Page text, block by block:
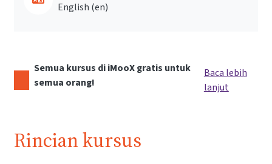
English ‎(en)‎
Semua kursus di iMooX gratis untuk
semua orang!
Baca lebih
lanjut
Rincian kursus